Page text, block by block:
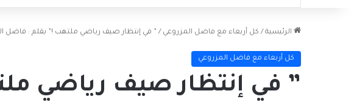
الرئيسية / كل أربعاء مع فاضل المزروعي / ” في إنتظار صيف رياضي ملتهب !” بقلم : فاضل
كل أربعاء مع فاضل المزروعي
” في إنتظار صيف رياضي